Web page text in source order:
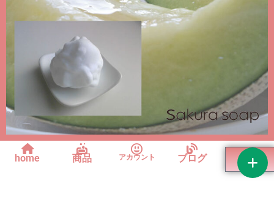
home 商品 アカウント ブログ